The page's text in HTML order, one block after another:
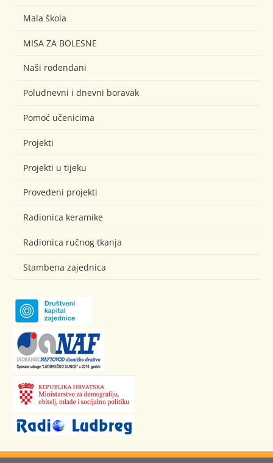
Mala škola
MISA ZA BOLESNE
Naši rođendani
Poludnevni i dnevni boravak
Pomoć učenicima
Projekti
Projekti u tijeku
Provedeni projekti
Radionica keramike
Radionica ručnog tkanja
Stambena zajednica